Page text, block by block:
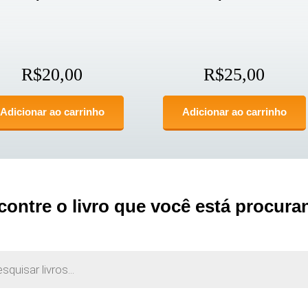
R$20,00
Adicionar ao carrinho
R$25,00
Adicionar ao carrinho
o livro que você está